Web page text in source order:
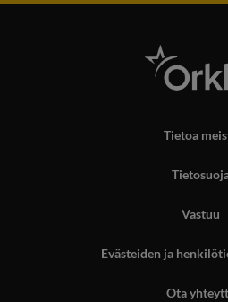
Tietoa
Vastuu
Evästeiden ja
Ota